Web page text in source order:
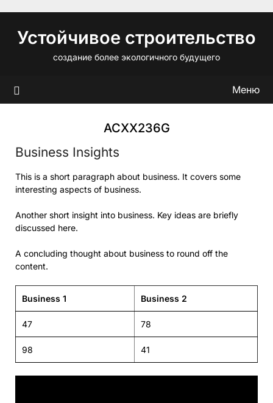
содержимому
Устойчивое строительство
создание более экологичного будущего
Меню
ACXX236G
Business Insights
This is a short paragraph about business. It covers some
interesting aspects of business.
Another short insight into business. Key ideas are briefly
discussed here.
A concluding thought about business to round off the
content.
Business 1 Business 2
47 78
98 41